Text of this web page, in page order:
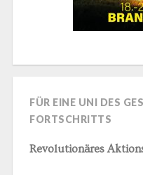
FÜR EINE UNI DES
FORTSCHRITTS
Revolutionäres